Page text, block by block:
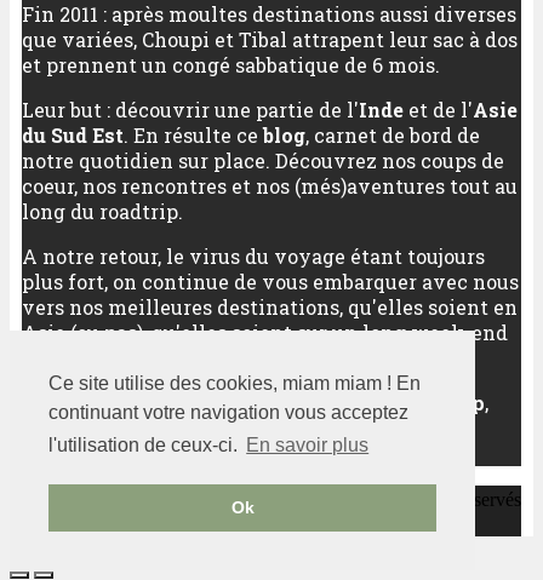
Ce site utilise des cookies, miam miam ! En
continuant votre navigation vous acceptez
l'utilisation de ceux-ci. En savoir plus
Ok
Fin 2011 : après moultes destinations aussi diverses
que variées, Choupi et Tibal attrapent leur sac à dos
et prennent un congé sabbatique de 6 mois.
Leur but : découvrir une partie de l'Inde et de l'Asie
du Sud Est. En résulte ceblog, carnet de bord de
notre quotidien sur place. Découvrez nos coups de
coeur, nos rencontres et nos (més)aventures tout au
long du roadtrip.
A notre retour, le virus du voyage étant toujours
plus fort, on continue de vous embarquer avec nous
vers nos meilleures destinations, qu'elles soient en
Asie (ou pas), qu'elles soient sur un long week-end
Au programme :découverte d'un pays,city trip,
sports outdoor
... Bref, pas de quoi
s'ennuyer !
Notre petit grain d'Asie
- Tous droits réservés